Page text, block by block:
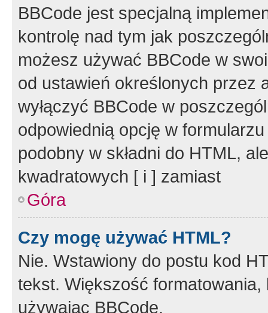
BBCode jest specjalną
kontrolę nad tym jak
możesz używać BBCode w
od ustawień określonych przez
wyłączyć BBCode w
odpowiednią opcję w
podobny w składni do HTML,
kwadratowych [ i ] zamiast
Góra
Czy mogę używać HTML?
Nie. Wstawiony do postu kod
tekst. Większość
używając BBCode.